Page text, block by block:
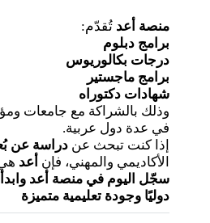
منصة أعد تُقدّم:
برامج دبلوم
درجات بكالوريوس
برامج ماجستير
شهادات دكتوراه
وذلك بالشراكة مع جامعات
في عدة دول عربية.
إذا كنت تبحث عندراسة عن
الأكاديمي والمهني، فإن أعد
سجّل اليوم في منصة أعد
دوليًا وجودة تعليمية متميزة